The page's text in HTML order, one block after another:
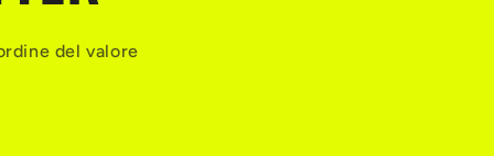
del valore